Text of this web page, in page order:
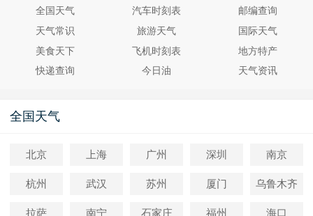
全国天气 汽车时刻表
邮编查询
天气常识
旅游天气
国际天气
美食天下
飞机时刻表
地方特产
快递查询
今日油 天气资讯
全国天气
北京 上海 广州 深圳 南京
杭州 武汉 苏州 厦门 乌鲁木齐
拉萨 南宁 石家庄 福州 海口